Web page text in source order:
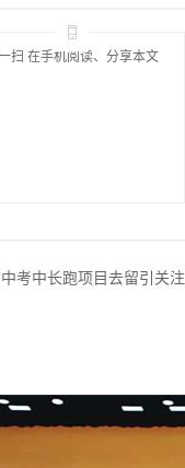
扫 在手机阅读、分享本文
考中长跑项目去留引关注